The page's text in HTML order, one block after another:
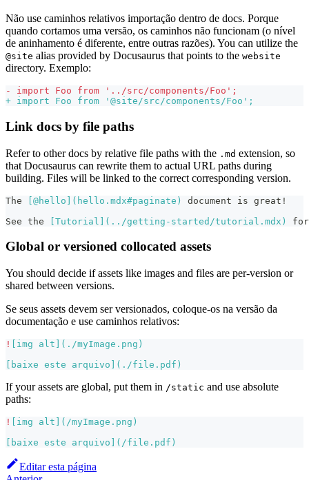
Não use caminhos relativos importação dentro de docs. Porque
quando cortamos uma versão, os caminhos não funcionam (o nível
de aninhamento é diferente, entre outras razões). You can utilize the
@site alias provided by Docusaurus that points to the website
directory. Exemplo:
-
import Foo from '../src/components/Foo';
+ import Foo from '@site/src/components/Foo';
Link docs by file paths
Refer to other docs by relative file paths with the .md extension, so
that Docusaurus can rewrite them to actual URL paths during
building. Files will be linked to the correct corresponding version.
The [@hello ]( hello.mdx#paginate )
document is great!
See the
[Tutorial ]( ../getting-started/tutorial.mdx )
Global or versioned collocated assets
You should decide if assets like images and files are per-version or
shared between versions.
Se seus assets devem ser versionados, coloque-os na versão da
documentação e use caminhos relativos:
! img alt ]( ./myImage.png )
baixe este arquivo ]( ./file.pdf )
If your assets are global, put them in /static and use absolute
paths:
! img alt ]( /myImage.png )
baixe este arquivo ]( /file.pdf )
Editar esta página